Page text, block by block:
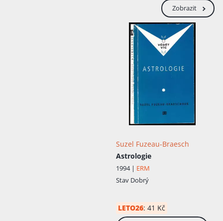
Zobrazit
Suzel Fuzeau-Braesch
Astrologie
1994 | ERM
Stav Dobrý
LETO26: 41 Kč
Přidáno do košíku!